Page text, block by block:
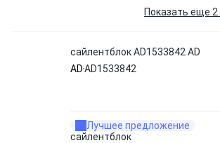
Показать еще
сайлентблок AD1533842 AD
ADAD1533842
Лучшее предложение
сайлентблок